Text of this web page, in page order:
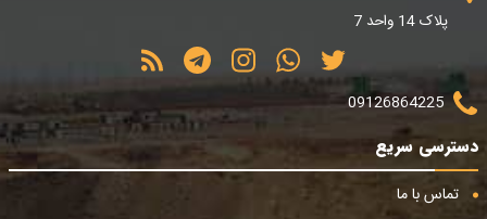
پلاک 14 واحد 7
09126864225
دسترسی سریع
تماس با ما